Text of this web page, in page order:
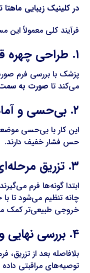
در کلینیک زیبایی
فرآیند کلی معمولاً این
۱. طراحی چهره قبل از تزریق
پزشک با بررسی فرم
می‌کند تا صورت به سمت
۲. بی‌حسی و آماده‌سازی
این کار با بی‌حسی
حس فشار خفیف دارند.
۳. تزریق مرحله‌ای
ابتدا گونه‌ها فرم
چانه تنظیم می‌شود تا
خروجی طبیعی‌تر کمک
۴. بررسی نهایی و آموزش مراقبت‌ها
بلافاصله بعد از
توصیه‌های مراقبتی